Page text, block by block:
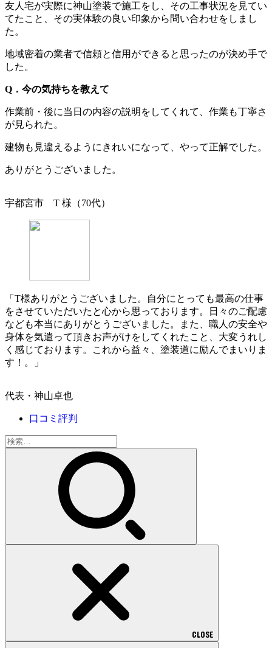
友人宅が実際に神山塗装で施工をし、その工事状況を見てい
てたこと、その実体験の良い印象から問い合わせをしまし
た。
地域密着の業者で信頼と信用ができると思ったのが決め手で
した。
Q．今の気持ちを教えて
作業前・後に当日の内容の説明をしてくれて、作業も丁寧さ
が見られた。
建物も見違えるようにきれいになって、やって正解でした。
ありがとうございました。
宇都宮市 T 様（70代）
「T様ありがとうございました。自分にとっても最高の仕事
をさせていただいたと心から思っております。日々のご配慮
なども本当にありがとうございました。また、職人の安全や
身体を気遣って頂きお声がけをしてくれたこと、大変うれし
く感じております。これから益々、塗装道に励んでまいりま
す！。」
代表・神山卓也
口コミ評判
検
索:
CLOSE